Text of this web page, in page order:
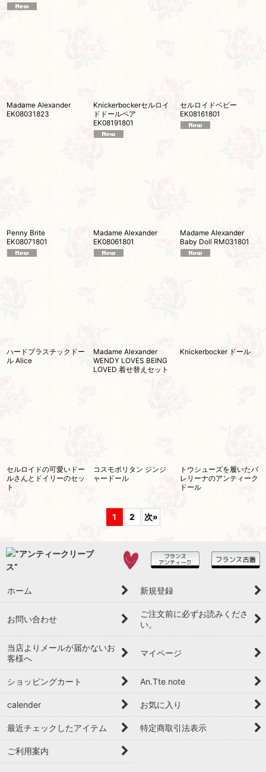
Madame Alexander
EK08031823
Knickerbockerセルロイ
ドドールペア
EK08191801
セルロイドベビー
EK08161801
Penny Brite
EK08071801
Madame Alexander
EK08061801
Madame Alexander
Baby Doll RM031801
ハードプラスチックドー
ル Alice
Madame Alexander
WENDY LOVES BEING
LOVED 着せ替えセット
Knickerbocker ドール
セルロイドの可愛いドー
ルさんとドイリーのセッ
ト
コスモポリタン ジンジ
ャードール
トウシューズを履いたバ
レリーナのアンティーク
ドール
1 2 次»
ホーム 新規登録
お問い合わせ
ご注文前に必ずお読みくださ
い。
当店よりメールが届かないお
客様へ
マイページ
ショッピングカート An.Tte note
calender お気に入り
最近チェックしたアイテム 特定商取引法表示
ご利用案内